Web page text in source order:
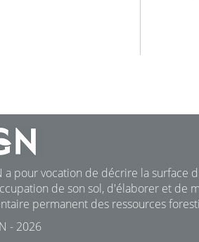
a pour vocation de décrire la surface
de son sol, d'élaborer et de
permanent des ressources
- 2026